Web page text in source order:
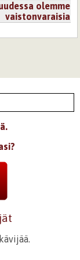
olemme
vaistonvaraisia